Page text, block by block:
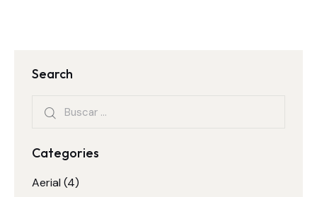
Search
Categories
Aerial (4)